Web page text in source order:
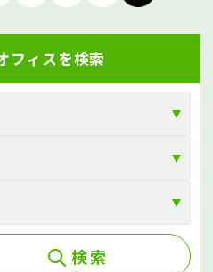
フィスを検索
検索